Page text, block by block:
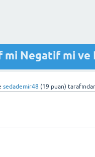
mi Negatif mi ve
sedademir48 (19 puan)